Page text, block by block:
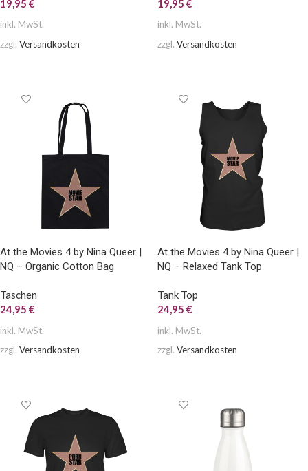
19,95 €
inkl. MwSt.
zzgl. Versandkosten
19,95 €
inkl. MwSt.
zzgl. Versandkosten
At the Movies 4 by Nina Queer |
NQ – Organic Cotton Bag
Taschen
24,95 €
inkl. MwSt.
zzgl. Versandkosten
At the Movies 4 by Nina Queer |
NQ – Relaxed Tank Top
Tank Top
24,95 €
inkl. MwSt.
zzgl. Versandkosten